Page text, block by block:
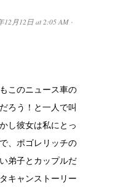
12月12日 at 2:05 AM ·
このニュース車の
ろう！と一人で叫
し彼女は私にとっ
、ポゴレリッチの
弟子とカップルだ
キャンストーリー